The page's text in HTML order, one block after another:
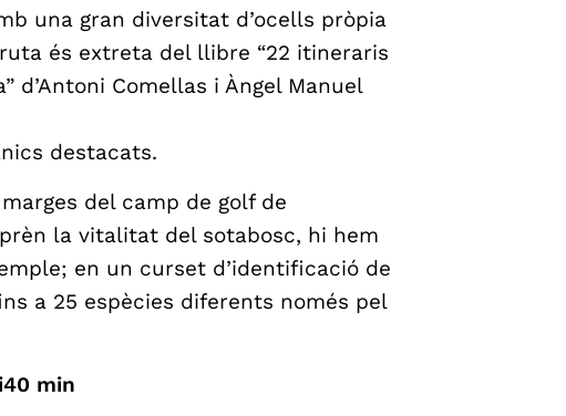
una gran diversitat d’ocells pròpia
és extreta del llibre “22 itineraris
d’Antoni Comellas i Àngel Manuel
destacats.
del camp de golf de
la vitalitat del sotabosc, hi hem
en un curset d’identificació de
a 25 espècies diferents només pel
min